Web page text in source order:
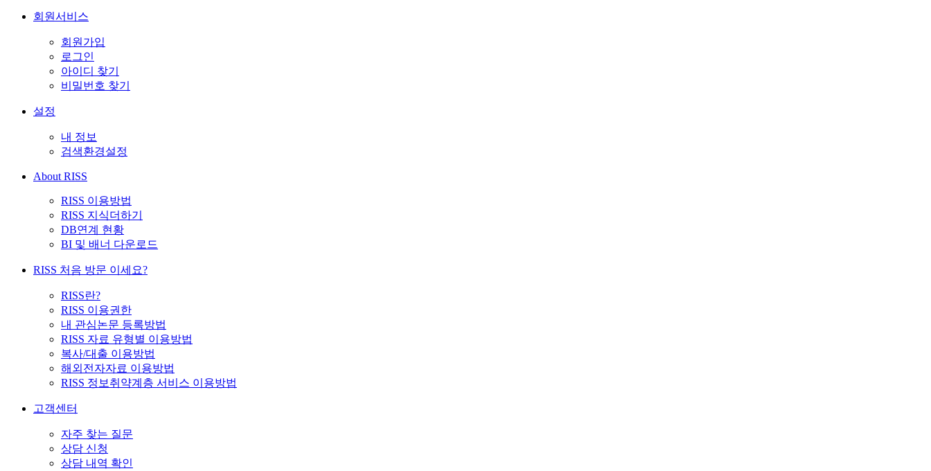
회원서비스
회원가입
로그인
아이디 찾기
비밀번호 찾기
설정
내 정보
검색환경설정
About RISS
RISS 이용방법
RISS 지식더하기
DB연계 현황
BI 및 배너 다운로드
RISS 처음 방문 이세요?
RISS란?
RISS 이용권한
내 관심논문 등록방법
RISS 자료 유형별 이용방법
복사/대출 이용방법
해외전자자료 이용방법
RISS 정보취약계층 서비스 이용방법
고객센터
자주 찾는 질문
상담 신청
상담 내역 확인